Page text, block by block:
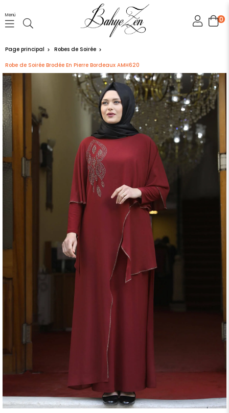
0
Menü
Page principal Robes de Soirée
Robe de Soirée Brodée En Pierre Bordeaux AMH620